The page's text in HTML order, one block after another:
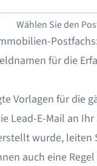
Wählen Sie den
für die
Vorlagen für die
Lead-E-Mail an
wurde, leiten
auch eine